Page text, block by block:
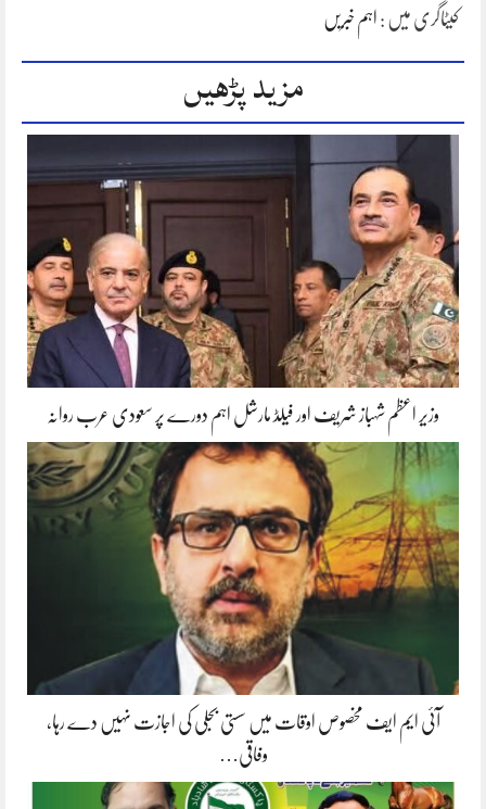
کیٹاگری میں : اہم خبریں
مزید پڑھیں
وزیر اعظم شہباز شریف اور فیلڈ مارشل اہم دورے پر سعودی عرب روانہ
آئی ایم ایف مخصوص اوقات میں سستی بجلی کی اجازت نہیں دے رہا،
وفاقی…